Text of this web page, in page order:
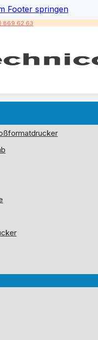
Footer springen
869 62 63